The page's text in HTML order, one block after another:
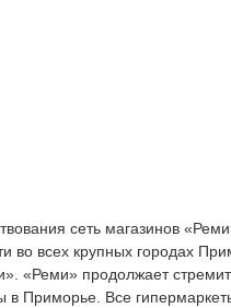
сеть магазинов
во всех крупных городах
«Реми» продолжает
в Приморье. Все